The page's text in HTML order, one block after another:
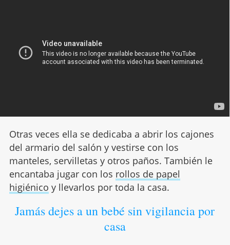
Otras veces ella se dedicaba a abrir los cajones
del armario del salón y vestirse con los
manteles, servilletas y otros paños. También le
encantaba jugar con los rollos de papel
higiénico y llevarlos por toda la casa.
Jamás dejes a un bebé sin vigilancia por
casa